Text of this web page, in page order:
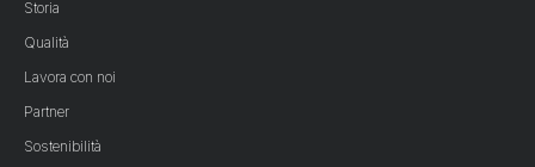
Storia
Qualità
Lavora con noi
Partner
Sostenibilità